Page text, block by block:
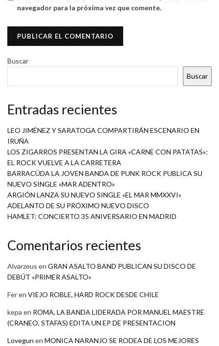
navegador para la próxima vez que comente.
Buscar
Buscar
Entradas recientes
LEO JIMÉNEZ Y SARATOGA COMPARTIRÁN ESCENARIO EN
IRUÑA
LOS ZIGARROS PRESENTAN LA GIRA «CARNE CON PATATAS»:
EL ROCK VUELVE A LA CARRETERA
BARRACÜDA LA JOVEN BANDA DE PUNK ROCK PUBLICA SU
NUEVO SINGLE «MAR ADENTRO»
ARGIÓN LANZA SU NUEVO SINGLE «EL MAR MMXXVI»
ADELANTO DE SU PRÓXIMO NUEVO DISCO
HAMLET: CONCIERTO 35 ANIVERSARIO EN MADRID
Comentarios recientes
Alvarzeus en GRAN ASALTO BAND PUBLICAN SU DISCO DE
DEBÚT «PRIMER ASALTO»
Feren VIEJO ROBLE, HARD ROCK DESDE CHILE
kepa en ROMA, LA BANDA LIDERADA POR MANUEL MAESTRE
(CRANEO, STAFAS) EDITA UN EP DE PRESENTACION
Lovegun en MONICA NARANJO SE RODEA DE LOS MEJORES